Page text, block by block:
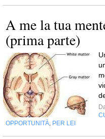
A me la tua
(prima parte)
OPPORTUNITÀ PER LEI